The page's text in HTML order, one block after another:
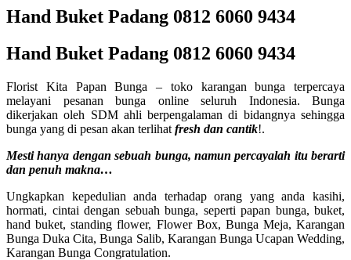
Hand Buket Padang 0812 6060 9434
Hand Buket Padang 0812 6060 9434
Florist Kita Papan Bunga – toko karangan bunga terpercaya
melayani pesanan bunga online seluruh Indonesia. Bunga
dikerjakan oleh SDM ahli berpengalaman di bidangnya sehingga
bunga yang di pesan akan terlihat fresh dan cantik!.
Mesti hanya dengan sebuah bunga, namun percayalah itu berarti
dan penuh makna…
Ungkapkan kepedulian anda terhadap orang yang anda kasihi,
hormati, cintai dengan sebuah bunga, seperti papan bunga, buket,
hand buket, standing flower, Flower Box, Bunga Meja, Karangan
Bunga Duka Cita, Bunga Salib, Karangan Bunga Ucapan Wedding,
Karangan Bunga Congratulation.